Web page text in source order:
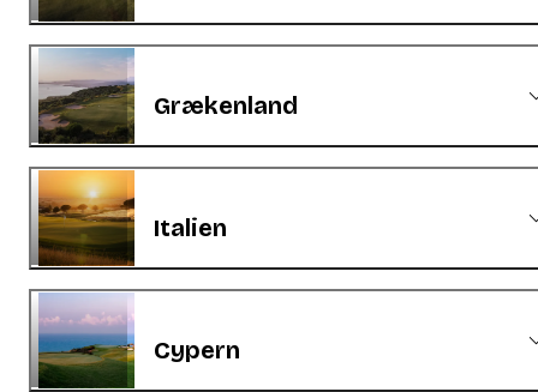
Grækenland
Italien
Cypern